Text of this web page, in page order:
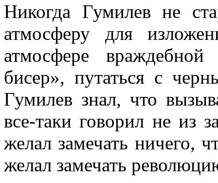
Никогда Гумилев не
атмосферу для
атмосфере
бисер», путаться с
Гумилев знал, что
все-таки говорил не из
желал замечать ничего,
желал замечать